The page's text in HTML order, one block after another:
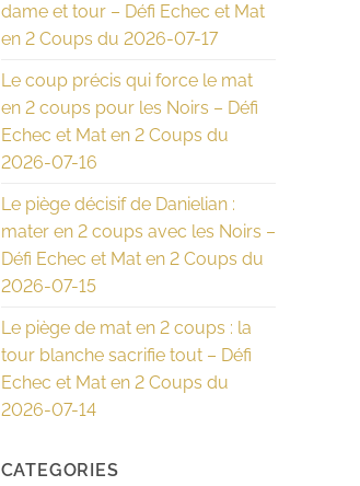
dame et tour – Défi Echec et Mat
en 2 Coups du 2026-07-17
Le coup précis qui force le mat
en 2 coups pour les Noirs – Défi
Echec et Mat en 2 Coups du
2026-07-16
Le piège décisif de Danielian :
mater en 2 coups avec les Noirs –
Défi Echec et Mat en 2 Coups du
2026-07-15
Le piège de mat en 2 coups : la
tour blanche sacrifie tout – Défi
Echec et Mat en 2 Coups du
2026-07-14
CATEGORIES